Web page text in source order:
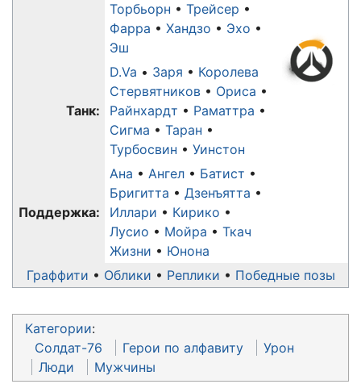
Торбьорн
Трейсер
Фарра
Хандзо
Эхо
Эш
Танк:
D.Va Заря
Королева
Стервятников
Ориса
Райнхардт
Раматтра
Сигма
Таран
Турбосвин
Уинстон
Поддержка:
Ана Ангел
Батист
Бригитта
Дзенъятта
Иллари
Кирико
Лусио
Мойра
Ткач
Жизни
Юнона
Граффити
Облики Реплики Победные позы
Категории:
Солдат-76
Герои по алфавиту
Урон
Люди
Мужчины